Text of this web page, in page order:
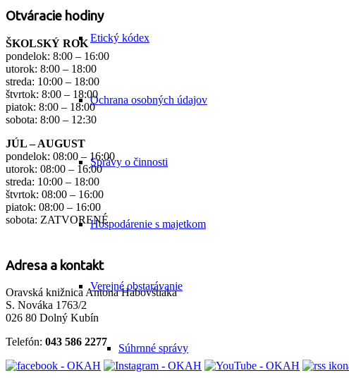
Etický kódex
Ochrana osobných údajov
Správy o činnosti
Hospodárenie s majetkom
Verejné obstarávanie
Súhrnné správy
Otváracie hodiny
ŠKOLSKÝ ROK
pondelok: 8:00 – 16:00
utorok: 8:00 – 18:00
streda: 10:00 – 18:00
štvrtok: 8:00 – 18:00
piatok: 8:00 – 18:00
sobota: 8:00 – 12:30
JÚL – AUGUST
pondelok: 08:00 – 16:00
utorok: 08:00 – 16:00
streda: 10:00 – 18:00
štvrtok: 08:00 – 16:00
piatok: 08:00 – 16:00
sobota: ZATVORENÉ
Adresa a kontakt
Oravská knižnica Antona Habovštiaka
S. Nováka 1763/2
026 80 Dolný Kubín
Telefón: 043 586 2277